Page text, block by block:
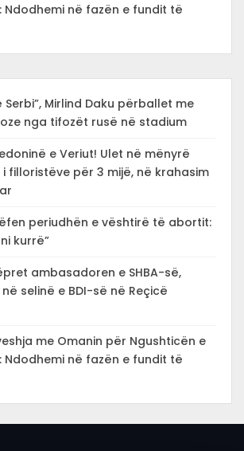
Ndodhemi në fazën e fundit të
Serbi”, Mirlind Daku përballet me
nga tifozët rusë në stadium
e Veriut! Ulet në mënyrë
filloristëve për 3 mijë, në krahasim
periudhën e vështirë të abortit:
kurrë”
ambasadoren e SHBA-së,
selinë e BDI-së në Reçicë
me Omanin për Ngushticën e
Ndodhemi në fazën e fundit të